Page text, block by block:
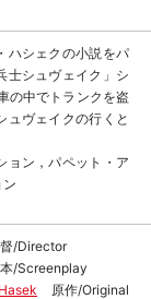
ハシェクの小説をパ
士シュヴェイク」シ
の中でトランクを盗
ュヴェイクの行くと
ョン，パペット・ア
/Director
/Screenplay
原作/Original